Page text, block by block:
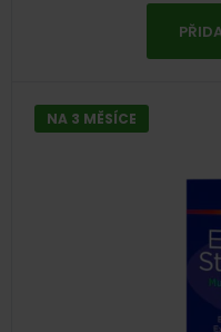
NA 3 MĚSÍCE